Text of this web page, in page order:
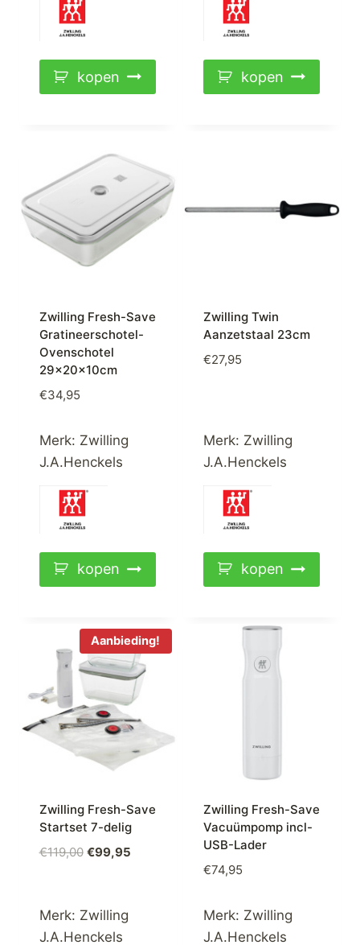
kopen kopen
Zwilling Fresh-Save
Gratineerschotel-
Ovenschotel
29x20x10cm
€34,95
Merk: Zwilling
J.A.Henckels
kopen
Zwilling Twin
Aanzetstaal 23cm
€27,95
Merk: Zwilling
J.A.Henckels
kopen
Aanbieding!
Zwilling Fresh-Save
Startset 7-delig
€119,00 Oorspronkelijke
€119,00.
€99,95Huidige
Merk: Zwilling
J.A.Henckels
Zwilling Fresh-Save
Vacuümpomp incl-
USB-Lader
€74,95
Merk: Zwilling
J.A.Henckels